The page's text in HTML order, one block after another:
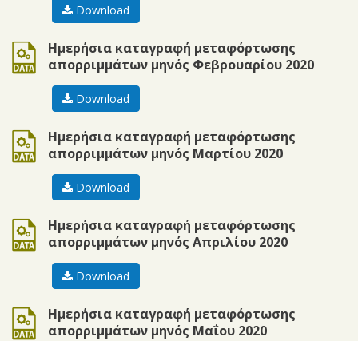
Download
Ημερήσια καταγραφή μεταφόρτωσης
απορριμμάτων μηνός Φεβρουαρίου 2020
ods
Download
Ημερήσια καταγραφή μεταφόρτωσης
απορριμμάτων μηνός Μαρτίου 2020
ods
Download
Ημερήσια καταγραφή μεταφόρτωσης
απορριμμάτων μηνός Απριλίου 2020
ods
Download
Ημερήσια καταγραφή μεταφόρτωσης
απορριμμάτων μηνός Μαΐου 2020
ods